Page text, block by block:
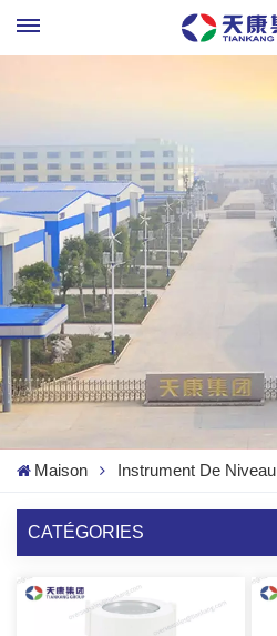
Maison Instrument De Niveau
CATÉGORIES